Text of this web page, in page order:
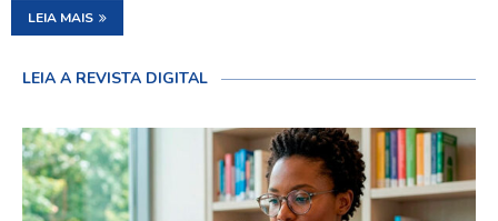
LEIA MAIS
LEIA A REVISTA DIGITAL